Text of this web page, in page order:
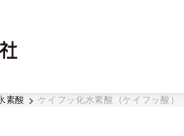
素酸 ケイフッ化水素酸（ケイフッ酸）